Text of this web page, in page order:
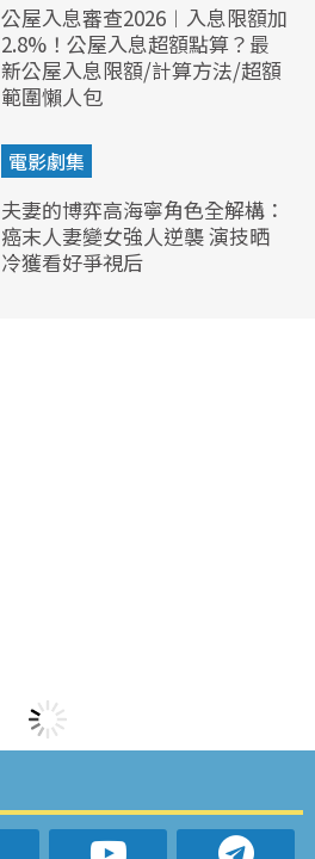
公屋入息審查2026︱入息限額加
2.8%！公屋入息超額點算？最
新公屋入息限額/計算方法/超額
範圍懶人包
電影劇集
夫妻的博弈高海寧角色全解構：
癌末人妻變女強人逆襲 演技晒
冷獲看好爭視后